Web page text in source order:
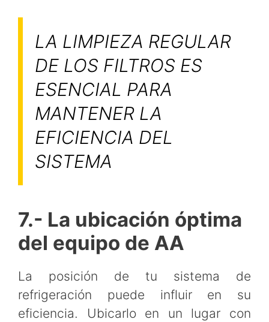
LA LIMPIEZA REGULAR
DE LOS FILTROS ES
ESENCIAL PARA
MANTENER LA
EFICIENCIA DEL
SISTEMA
7.- La ubicación óptima
del equipo de AA
La posición de tu sistema de
refrigeración puede influir en su
eficiencia. Ubicarlo en un lugar con